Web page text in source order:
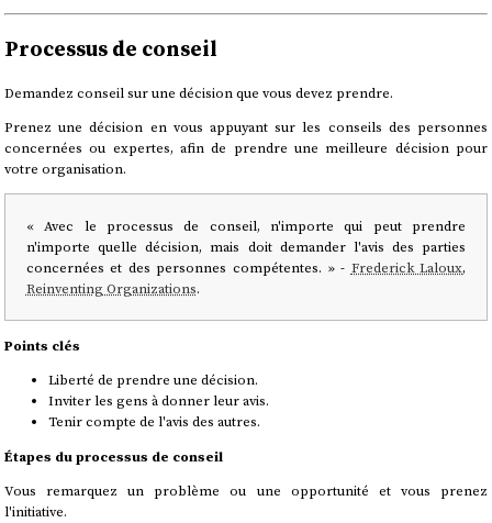
Processus de conseil
Demandez conseil sur une décision que vous devez prendre.
Prenez une décision en vous appuyant sur les conseils des personnes
concernées ou expertes, afin de prendre une meilleure décision pour
votre organisation.
« Avec le processus de conseil, n'importe qui peut prendre
n'importe quelle décision, mais doit demander l'avis des parties
concernées et des personnes compétentes. » - Frederick Laloux,
Reinventing Organizations.
Points clés
Liberté de prendre une décision.
Inviter les gens à donner leur avis.
Tenir compte de l'avis des autres.
Étapes du processus de conseil
Vous remarquez un problème ou une opportunité et vous prenez
l'initiative.